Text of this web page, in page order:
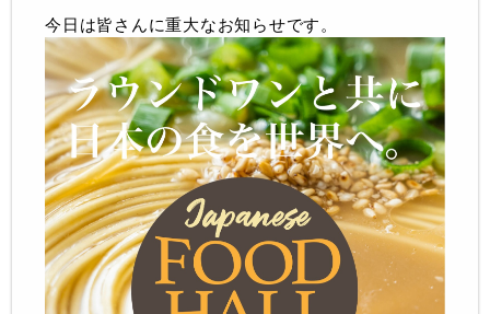
今日は皆さんに重大なお知らせです。